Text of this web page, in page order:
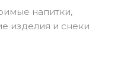
напитки,
изделия и снеки